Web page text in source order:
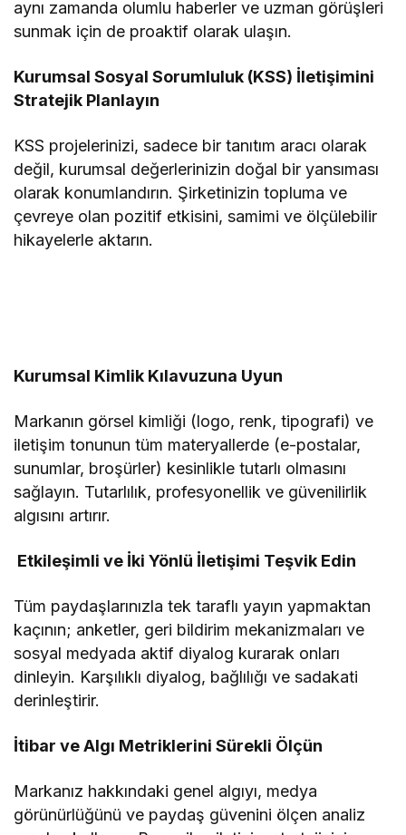
aynı zamanda olumlu haberler ve uzman görüşleri
sunmak için de proaktif olarak ulaşın.
Kurumsal Sosyal Sorumluluk (KSS) İletişimini
Stratejik Planlayın
KSS projelerinizi, sadece bir tanıtım aracı olarak
değil, kurumsal değerlerinizin doğal bir yansıması
olarak konumlandırın. Şirketinizin topluma ve
çevreye olan pozitif etkisini, samimi ve ölçülebilir
hikayelerle aktarın.
Kurumsal Kimlik Kılavuzuna Uyun
Markanın görsel kimliği (logo, renk, tipografi) ve
iletişim tonunun tüm materyallerde (e-postalar,
sunumlar, broşürler) kesinlikle tutarlı olmasını
sağlayın. Tutarlılık, profesyonellik ve güvenilirlik
algısını artırır.
Etkileşimli ve İki Yönlü İletişimi Teşvik Edin
Tüm paydaşlarınızla tek taraflı yayın yapmaktan
kaçının; anketler, geri bildirim mekanizmaları ve
sosyal medyada aktif diyalog kurarak onları
dinleyin. Karşılıklı diyalog, bağlılığı ve sadakati
derinleştirir.
İtibar ve Algı Metriklerini Sürekli Ölçün
Markanız hakkındaki genel algıyı, medya
görünürlüğünü ve paydaş güvenini ölçen analiz